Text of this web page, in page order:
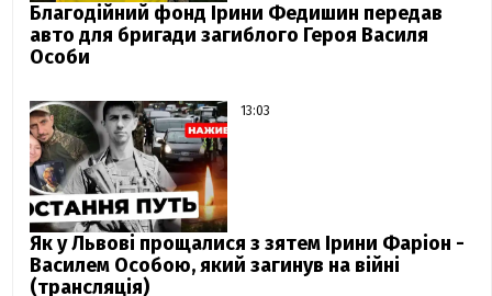
Благодійний фонд Ірини Федишин передав
авто для бригади загиблого Героя Василя
Особи
13:03
Як у Львові прощалися з зятем Ірини Фаріон -
Василем Особою, який загинув на війні
(трансляція)